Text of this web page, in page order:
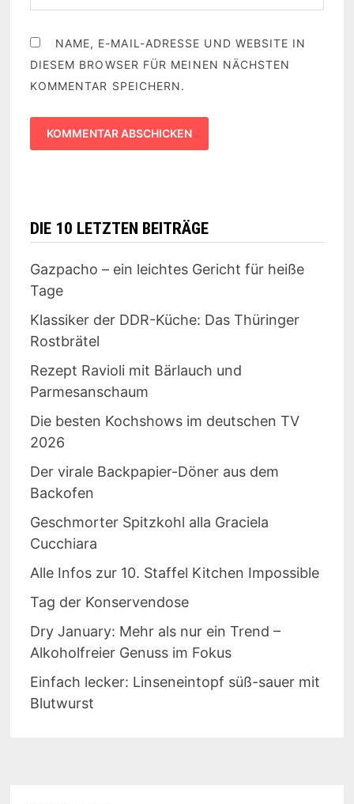
NAME, E-MAIL-ADRESSE UND WEBSITE IN
DIESEM BROWSER FÜR MEINEN NÄCHSTEN
KOMMENTAR SPEICHERN.
DIE 10 LETZTEN BEITRÄGE
Gazpacho – ein leichtes Gericht für heiße
Tage
Klassiker der DDR-Küche: Das Thüringer
Rostbrätel
Rezept Ravioli mit Bärlauch und
Parmesanschaum
Die besten Kochshows im deutschen TV
2026
Der virale Backpapier-Döner aus dem
Backofen
Geschmorter Spitzkohl alla Graciela
Cucchiara
Alle Infos zur 10. Staffel Kitchen Impossible
Tag der Konservendose
Dry January: Mehr als nur ein Trend –
Alkoholfreier Genuss im Fokus
Einfach lecker: Linseneintopf süß-sauer mit
Blutwurst